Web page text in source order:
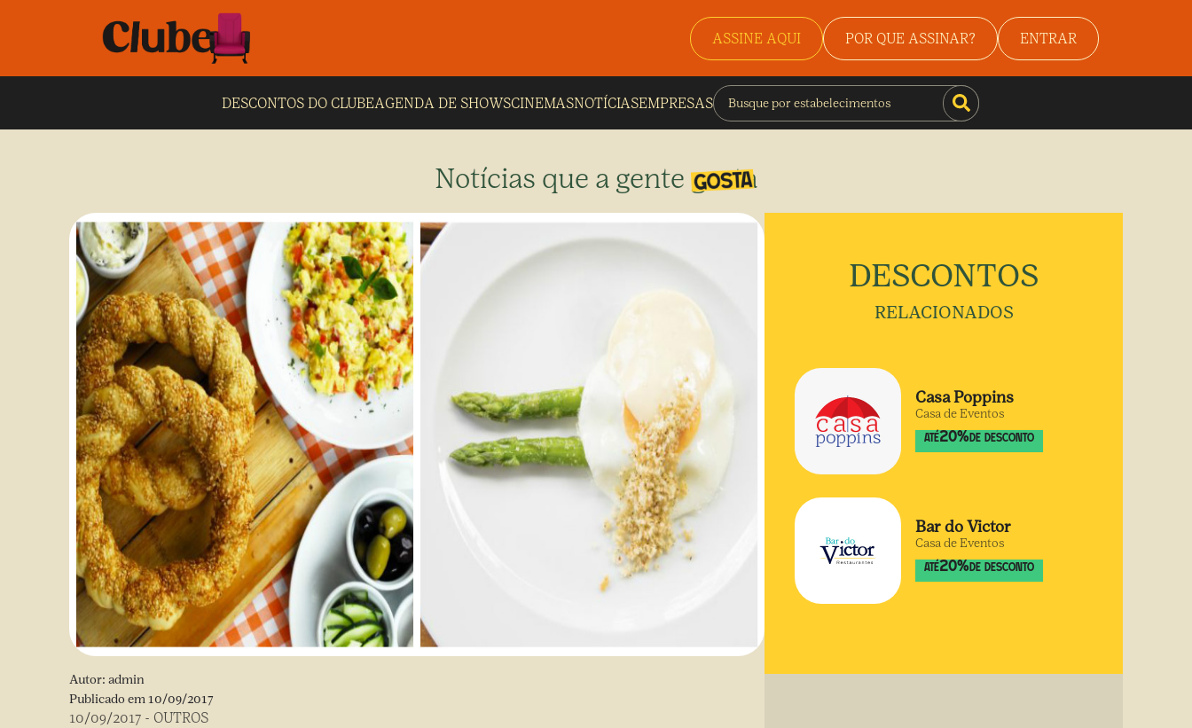
ASSINE AQUI POR QUE ASSINAR? ENTRAR
DESCONTOS DO CLUBEAGENDA DE SHOWSCINEMASNOTÍCIASEMPRESAS
Notícias que a gente gosta
Autor: admin
Publicado em10/09/2017
10/09/2017 - OUTROS
DESCONTOS
RELACIONADOS
Casa Poppins
Casa de Eventos
ATÉ20%DE DESCONTO
Bar do Victor
Casa de Eventos
ATÉ20%DE DESCONTO